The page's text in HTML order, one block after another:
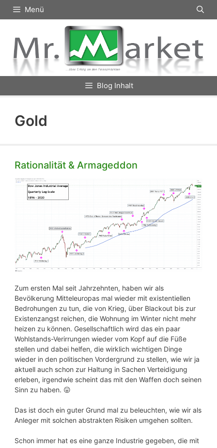
Inhalt
Menü
Blog Inhalt
Gold
Rationalität & Armageddon
Zum ersten Mal seit Jahrzehnten, haben wir als
Bevölkerung Mitteleuropas mal wieder mit existentiellen
Bedrohungen zu tun, die von Krieg, über Blackout bis zur
Existenzangst reichen, die Wohnung im Winter nicht mehr
heizen zu können. Gesellschaftlich wird das ein paar
Wohlstands-Verirrungen wieder vom Kopf auf die Füße
stellen und dabei helfen, die wirklich wichtigen Dinge
wieder in den politischen Vordergrund zu stellen, wie wir ja
aktuell auch schon zur Haltung in Sachen Verteidigung
erleben, irgendwie scheint das mit den Waffen doch seinen
Sinn zu haben. 😛
Das ist doch ein guter Grund mal zu beleuchten, wie wir als
Anleger mit solchen abstrakten Risiken umgehen sollten.
Schon immer hat es eine ganze Industrie gegeben, die mit